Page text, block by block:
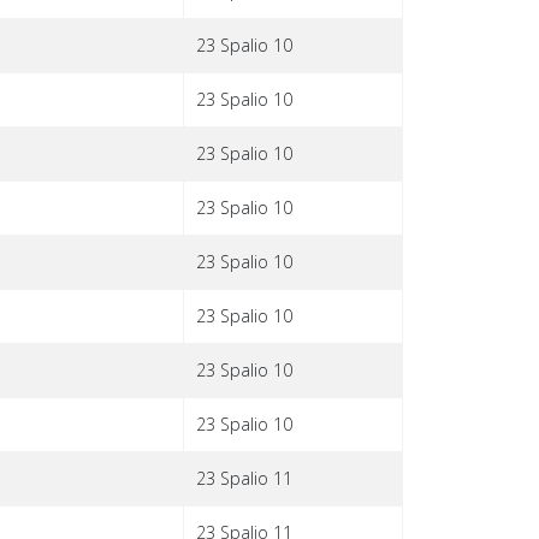
23 Spalio 10
23 Spalio 10
23 Spalio 10
23 Spalio 10
23 Spalio 10
23 Spalio 10
23 Spalio 10
23 Spalio 10
23 Spalio 11
23 Spalio 11